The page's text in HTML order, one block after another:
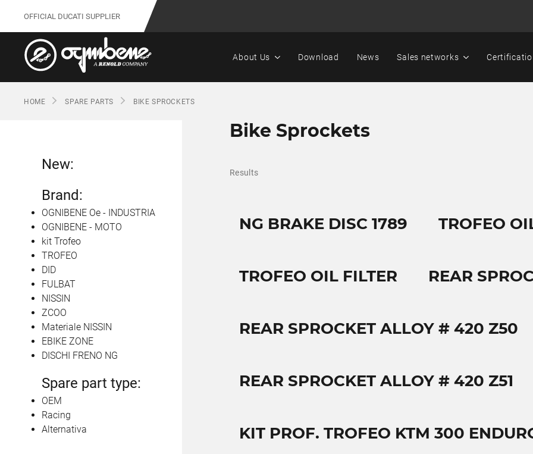
OFFICIAL DUCATI SUPPLIER
About Us Download News Sales networks
HOME SPARE PARTS BIKE SPROCKETS
Bike Sprockets
Results
NG BRAKE DISC 1789 TROFEO
TROFEO OIL FILTER REAR
REAR SPROCKET ALLOY # 420 Z50
REAR SPROCKET ALLOY # 420 Z51
KIT PROF. TROFEO KTM 300
New:
Brand:
OGNIBENE Oe - INDUSTRIA
OGNIBENE - MOTO
kit Trofeo
TROFEO
DID
FULBAT
NISSIN
ZCOO
Materiale NISSIN
EBIKE ZONE
DISCHI FRENO NG
Spare part type:
OEM
Racing
Alternativa